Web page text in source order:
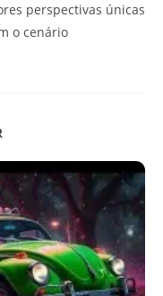
perspectivas únicas
o cenário